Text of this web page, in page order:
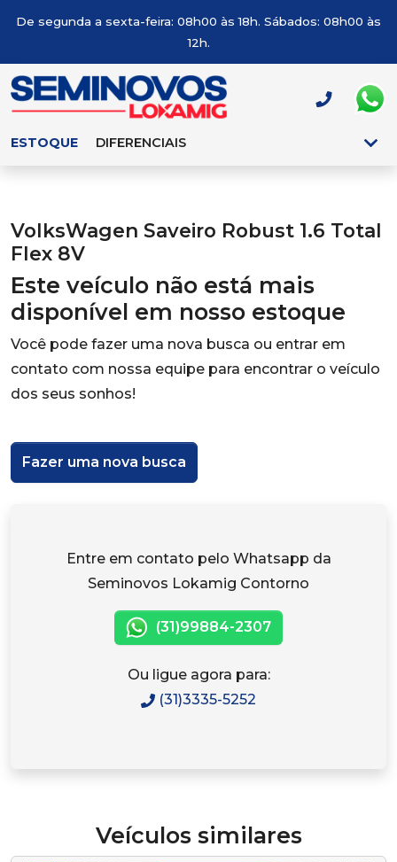
De segunda a sexta-feira: 08h00 às 18h. Sábados: 08h00 às
12h.
ESTOQUE DIFERENCIAIS
VolksWagen Saveiro Robust 1.6 Total
Flex 8V
Este veículo não está mais
disponível em nosso estoque
Você pode fazer uma nova busca ou entrar em
contato com nossa equipe para encontrar o veículo
dos seus sonhos!
Fazer uma nova busca
Entre em contato pelo Whatsapp da
Seminovos Lokamig Contorno
(31)99884-2307
Ou ligue agora para:
(31)3335-5252
Veículos similares